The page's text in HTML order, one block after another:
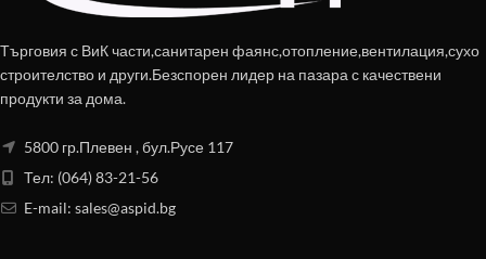
Търговия с ВиК части,санитарен фаянс,отопление,вентилация,сухо
строителство и други.Безспорен лидер на пазара с качествени
продукти за дома.
5800 гр.Плевен , бул.Русе 117
Тел: (064) 83-21-56
E-mail: sales@aspid.bg